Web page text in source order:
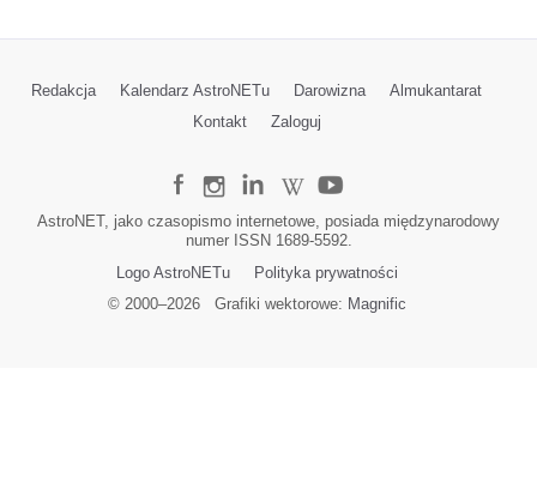
Redakcja Kalendarz AstroNETu Darowizna
Almukantarat
Kontakt
Zaloguj
AstroNET, jako czasopismo internetowe, posiada międzynarodowy
numer ISSN 1689-5592.
Logo AstroNETu
Polityka prywatności
© 2000–2026Grafiki wektorowe: Magnific